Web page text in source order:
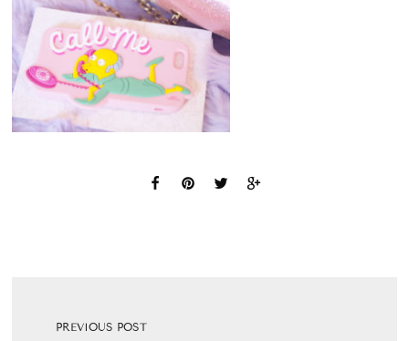
PREVIOUS POST